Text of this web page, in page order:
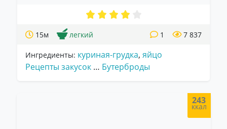
15м легкий 7 837
1
Ингредиенты: куриная-грудка, яйцо
Рецепты закусок … Бутерброды
243
ккал